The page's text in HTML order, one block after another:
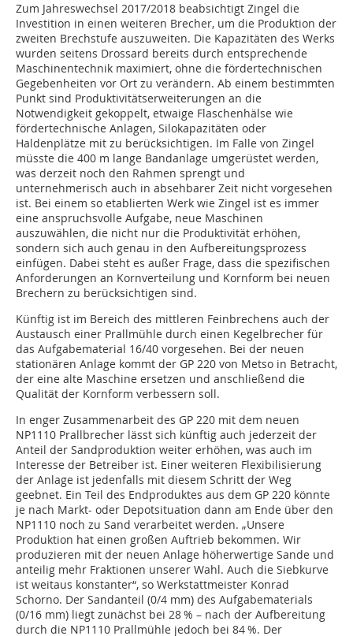
Zum Jahreswechsel 2017/2018 beabsichtigt Zingel die
Investition in einen weiteren Brecher, um die Produktion der
zweiten Brechstufe auszuweiten. Die Kapazitäten des Werks
wurden seitens Drossard bereits durch entsprechende
Maschinentechnik maximiert, ohne die fördertechnischen
Gegebenheiten vor Ort zu verändern. Ab einem bestimmten
Punkt sind Produktivitätserweiterungen an die
Notwendigkeit gekoppelt, etwaige Flaschenhälse wie
fördertechnische Anlagen, Silokapazitäten oder
Haldenplätze mit zu berücksichtigen. Im Falle von Zingel
müsste die 400 m lange Bandanlage umgerüstet werden,
was derzeit noch den Rahmen sprengt und
unternehmerisch auch in absehbarer Zeit nicht vorgesehen
ist. Bei einem so etablierten Werk wie Zingel ist es immer
eine anspruchsvolle Aufgabe, neue Maschinen
auszuwählen, die nicht nur die Produktivität erhöhen,
sondern sich auch genau in den Aufbereitungsprozess
einfügen. Dabei steht es außer Frage, dass die spezifischen
Anforderungen an Kornverteilung und Kornform bei neuen
Brechern zu berücksichtigen sind.
Künftig ist im Bereich des mittleren Feinbrechens auch der
Austausch einer Prallmühle durch einen Kegelbrecher für
das Aufgabematerial 16/40 vorgesehen. Bei der neuen
stationären Anlage kommt der GP 220 von Metso in Betracht,
der eine alte Maschine ersetzen und anschließend die
Qualität der Kornform verbessern soll.
In enger Zusammenarbeit des GP 220 mit dem neuen
NP1110 Prallbrecher lässt sich künftig auch jederzeit der
Anteil der Sandproduktion weiter erhöhen, was auch im
Interesse der Betreiber ist. Einer weiteren Flexibilisierung
der Anlage ist jedenfalls mit diesem Schritt der Weg
geebnet. Ein Teil des Endproduktes aus dem GP 220 könnte
je nach Markt- oder Depotsituation dann am Ende über den
NP1110 noch zu Sand verarbeitet werden. „Unsere
Produktion hat einen großen Auftrieb bekommen. Wir
produzieren mit der neuen Anlage höherwertige Sande und
anteilig mehr Fraktionen unserer Wahl. Auch die Siebkurve
ist weitaus konstanter“, so Werkstattmeister Konrad
Schorno. Der Sandanteil (0/4 mm) des Aufgabematerials
(0/16 mm) liegt zunächst bei 28 % – nach der Aufbereitung
durch die NP1110 Prallmühle jedoch bei 84 %. Der